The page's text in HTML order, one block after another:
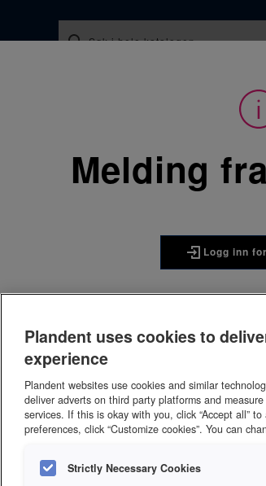
Webinar
Forbruksvarer / Kirurgi
Kirurgi
Sorter etter
Melding
Logg inn
Plandent uses cookies to
experience
Plandent websites use cookies and similar
deliver adverts on third party platforms and
services. If this is okay with you, click “Accept all”
preferences, click “Customize cookies”. You can
Strictly Necessary Cookies